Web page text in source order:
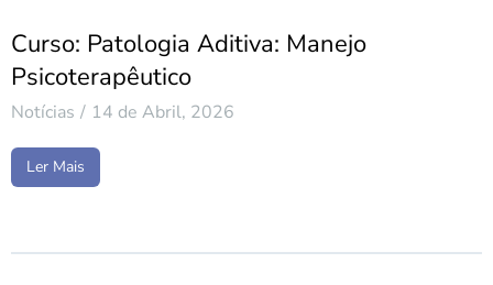
Curso: Patologia Aditiva: Manejo
Psicoterapêutico
Notícias 14 de Abril, 2026
Ler Mais